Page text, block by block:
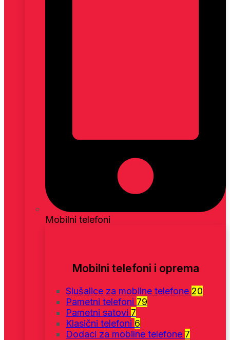
Mobilni telefoni
Mobilni telefoni i oprema
Slušalice za mobilne telefone 20
Pametni telefoni 79
Pametni satovi 7
Klasični telefoni 6
Dodaci za mobilne telefone 7